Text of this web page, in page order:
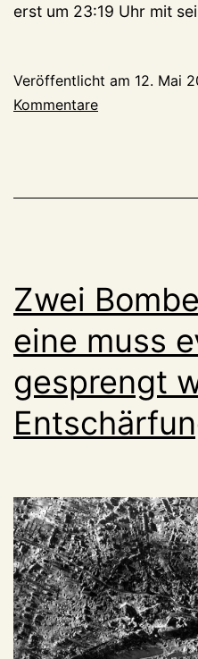
erst um 23:19 Uhr mit
Veröffentlicht am 12. Mai
Kommentare
Zwei
eine muss
gesprengt